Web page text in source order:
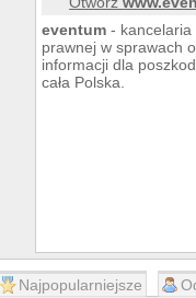
eventum - kancelaria
prawnej w sprawach
informacji dla
cała Polska.
Najpopularniejsze